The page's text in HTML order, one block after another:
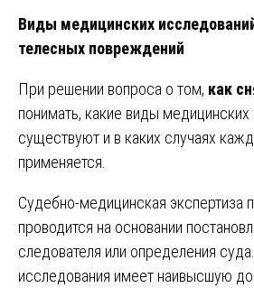
Виды медицинских
телесных повреждений
При решении вопроса о том, как
понимать, какие виды медицинских
существуют и в каких случаях
применяется.
Судебно-медицинская экспертиза
проводится на основании
следователя или определения
исследования имеет наивысшую